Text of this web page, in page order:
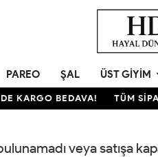
PAREO ŞAL ÜST GIYIM
KARGO BEDAVA! TÜM
veya satışa